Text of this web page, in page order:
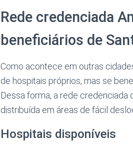
Rede credenciada
beneficiários de
Como acontece em outras
de hospitais próprios, mas se
Dessa forma, a rede
distribuída em áreas de fácil
Hospitais disponíveis